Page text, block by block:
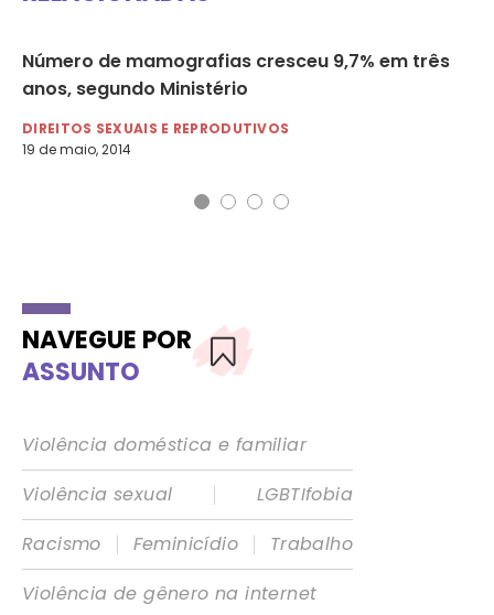
Número de mamografias cresceu 9,7% em três
anos, segundo Ministério
DIREITOS SEXUAIS E REPRODUTIVOS
19 de maio, 2014
NAVEGUE POR
ASSUNTO
Violência doméstica e familiar
Violência sexual
|
LGBTIfobia
Racismo
| Feminicídio |
Trabalho
Violência de gênero na internet